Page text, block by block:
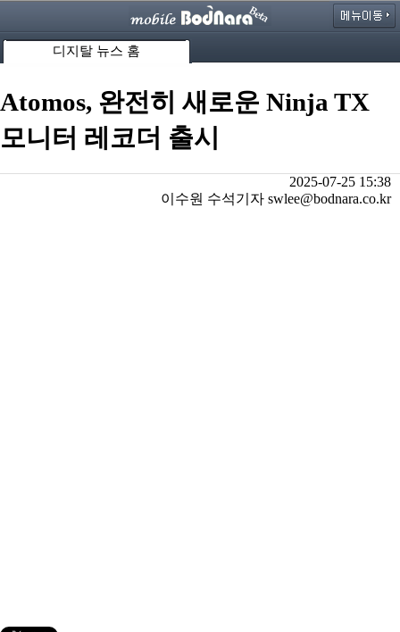
디지탈 뉴스 홈
Atomos, 완전히 새로운 Ninja TX
모니터 레코더 출시
2025-07-25 15:38
이수원 수석기자 swlee@bodnara.co.kr